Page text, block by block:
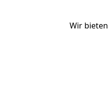
Wir bieten